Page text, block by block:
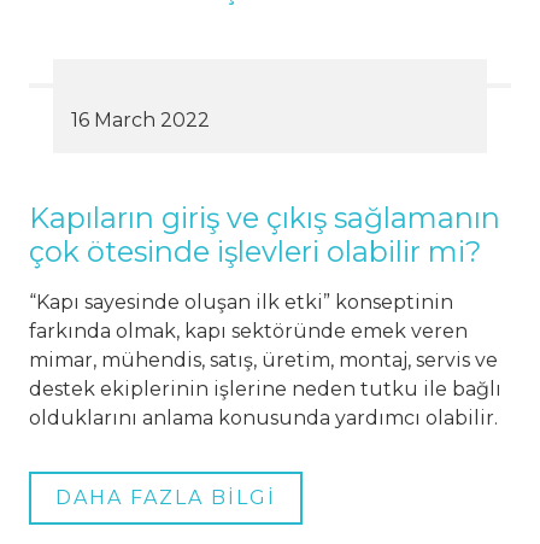
16 March 2022
Kapıların giriş ve çıkış sağlamanın
çok ötesinde işlevleri olabilir mi?
“Kapı sayesinde oluşan ilk etki” konseptinin
farkında olmak, kapı sektöründe emek veren
mimar, mühendis, satış, üretim, montaj, servis ve
destek ekiplerinin işlerine neden tutku ile bağlı
olduklarını anlama konusunda yardımcı olabilir.
DAHA FAZLA BİLGİ